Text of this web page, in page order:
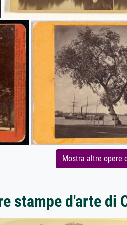
Mostra altre opere
stampe d'arte di